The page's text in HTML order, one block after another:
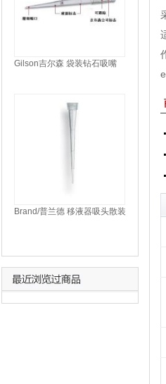
Gilson吉尔森 袋装钻石吸嘴
Brand/普兰德 移液器吸头散装